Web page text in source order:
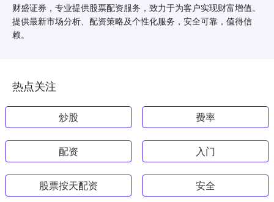
财盛证券，专业提供股票配资服务，致力于为客户实现财富增值。
提供最新市场分析、配资策略及个性化服务，安全可靠，值得信
赖。
热点关注
炒股 费率
配资 入门
股票按天配资 安全